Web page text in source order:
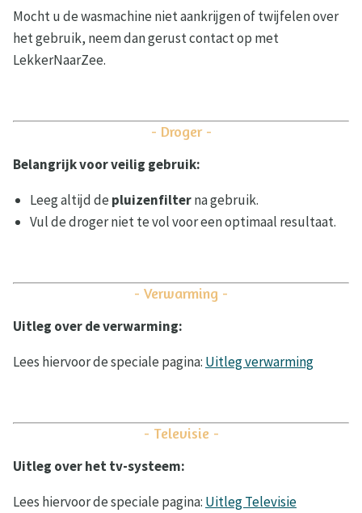
Mocht u de wasmachine niet aankrijgen of twijfelen over
het gebruik, neem dan gerust contact op met
LekkerNaarZee.
- Droger -
Belangrijk voor veilig gebruik:
Leeg altijd de pluizenfilterna gebruik.
Vul de droger niet te vol voor een optimaal resultaat.
- Verwarming -
Uitleg over de verwarming:
Lees hiervoor de speciale pagina: Uitleg verwarming
- Televisie -
Uitleg over het tv-systeem:
Lees hiervoor de speciale pagina: Uitleg Televisie